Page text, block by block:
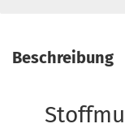
Beschreibung